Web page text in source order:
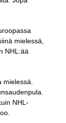
mielessä,
NHL:ää
NHL-